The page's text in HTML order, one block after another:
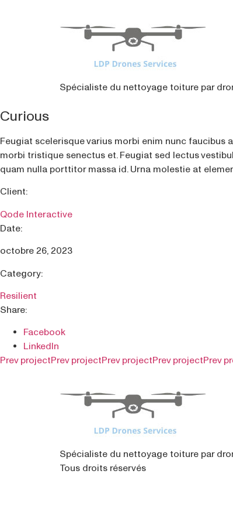
Spécialiste du nettoyage toiture par
Curious
Feugiat scelerisque varius morbi enim nunc faucibus
morbi tristique senectus et. Feugiat sed lectus
quam nulla porttitor massa id. Urna molestie at
Client:
Qode Interactive
Date:
octobre 26, 2023
Category:
Resilient
Share:
Facebook
LinkedIn
Prev projectPrev projectPrev projectPrev projectPrev
Spécialiste du nettoyage toiture par
Tous droits réservés